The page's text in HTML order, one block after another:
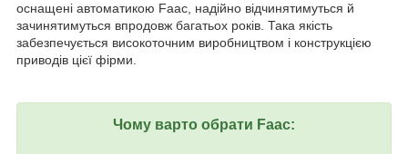
оснащені автоматикою Faac, надійно відчинятимуться й
зачинятимуться впродовж багатьох років. Така якість
забезпечується високоточним виробництвом і конструкцією
приводів цієї фірми.
Чому варто обрати Faac: